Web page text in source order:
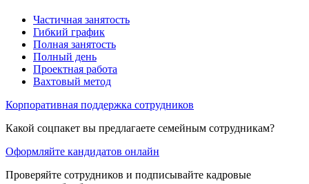
Частичная занятость
Гибкий график
Полная занятость
Полный день
Проектная работа
Вахтовый метод
Корпоративная поддержка сотрудников
Какой соцпакет вы предлагаете семейным сотрудникам?
Оформляйте кандидатов онлайн
Проверяйте сотрудников и подписывайте кадровые